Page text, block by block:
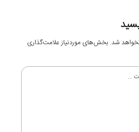
شد. بخش‌های موردنیاز علامت‌گذاری